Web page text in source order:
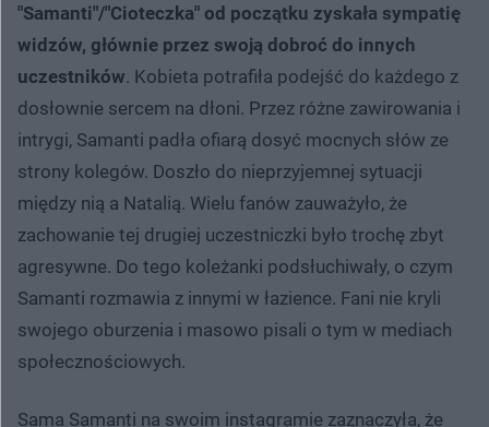
"Samanti"/"Cioteczka" od początku zyskała sympatię
widzów, głównie przez swoją dobroć do innych
uczestników. Kobieta potrafiła podejść do każdego z
dosłownie sercem na dłoni. Przez różne zawirowania i
intrygi, Samanti padła ofiarą dosyć mocnych słów ze
strony kolegów. Doszło do nieprzyjemnej sytuacji
między nią a Natalią. Wielu fanów zauważyło, że
zachowanie tej drugiej uczestniczki było trochę zbyt
agresywne. Do tego koleżanki podsłuchiwały, o czym
Samanti rozmawia z innymi w łazience. Fani nie kryli
swojego oburzenia i masowo pisali o tym w mediach
społecznościowych.
Sama Samanti na swoim instagramie zaznaczyła, że